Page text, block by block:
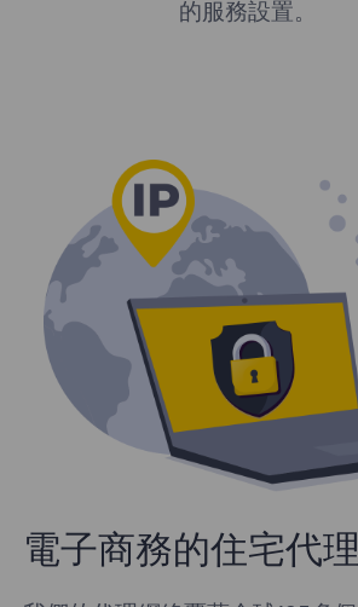
的服務設置。
電子商務的住宅代理